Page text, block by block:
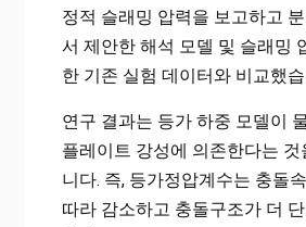
정적 슬래밍 압력을 보고하고
서 제안한 해석 모델 및 슬래밍
한 기존 실험 데이터와 비교했
연구 결과는 등가 하중 모델이
플레이트 강성에 의존한다는
니다. 즉, 등가정압계수는 충돌
따라 감소하고 충돌구조가 더